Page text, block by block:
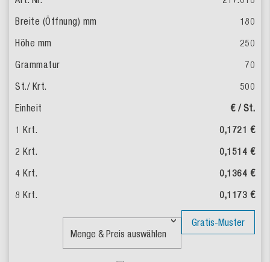
180
250
70
500
€ / St.
0,1721 €
0,1514 €
0,1364 €
0,1173 €
Gratis-Muster